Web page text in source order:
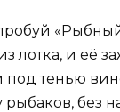
лотка, и её
тенью
без